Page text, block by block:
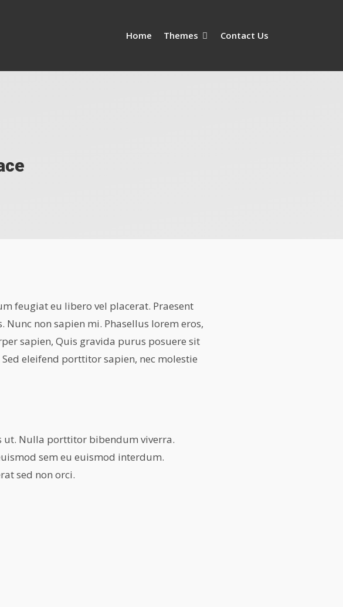
Home Themes Contact Us
feugiat eu libero vel placerat. Praesent
non sapien mi. Phasellus lorem eros,
sapien, Quis gravida purus posuere sit
eleifend porttitor sapien, nec molestie
ut. Nulla porttitor bibendum viverra.
sem eu euismod interdum.
sed non orci.